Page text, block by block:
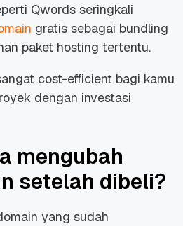
Qwords seringkali
gratis sebagai bundling
paket hosting tertentu.
cost-efficient bagi kamu
dengan investasi
mengubah
setelah dibeli?
yang sudah